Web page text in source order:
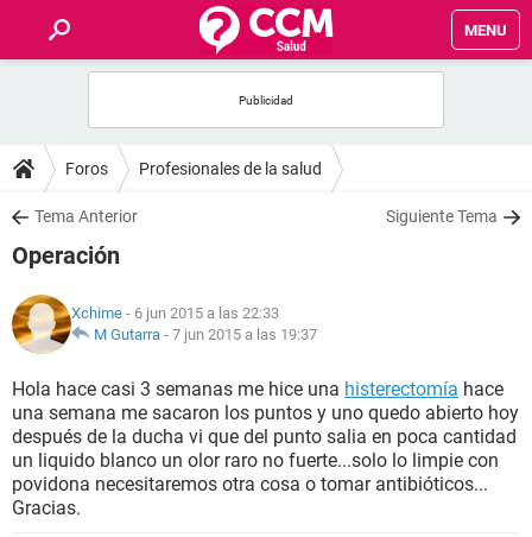
MENU
FOROS
SALUD
FAMILIA
NUTRICIÓN
BIENESTAR
SEXUALIDAD
GLOSARIO
Foros Profesionales de la salud
Tema Anterior Siguiente Tema
Operación
Xchime - 6 jun 2015 a las 22:33
M Gutarra - 7 jun 2015 a las 19:37
Hola hace casi 3 semanas me hice una histerectomía hace
una semana me sacaron los puntos y uno quedo abierto hoy
después de la ducha vi que del punto salia en poca cantidad
un liquido blanco un olor raro no fuerte...solo lo limpie con
povidona necesitaremos otra cosa o tomar antibióticos...
Gracias.